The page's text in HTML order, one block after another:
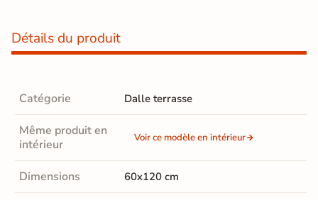
Détails du produit
Catégorie Dalle terrasse
Même produit en
intérieur
Voir ce modèle en intérieur
Dimensions 60x120 cm